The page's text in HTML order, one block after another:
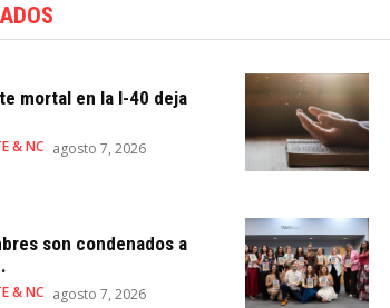
mortal en la I-40 deja
& NC agosto 7, 2026
son condenados a
& NC agosto 7, 2026